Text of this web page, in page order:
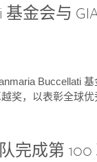
基金会与
Buccellati
奖，以表彰全球优
完成第